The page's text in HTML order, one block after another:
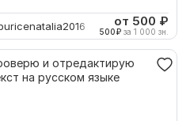
от 500 ₽
500₽ за 1 000 зн.
и отредактирую
на русском языке